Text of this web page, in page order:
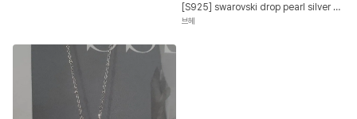
[S925] swarovski drop pearl silver ball 은볼 드롭 진주 스와로브스키 목걸이 no 067
브헤